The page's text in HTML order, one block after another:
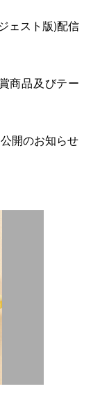
ェスト版)配信
商品及びテー
開のお知らせ